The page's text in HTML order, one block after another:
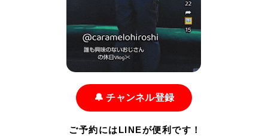
🔔 チャンネル登録
ご予約にはLINEが便利です！